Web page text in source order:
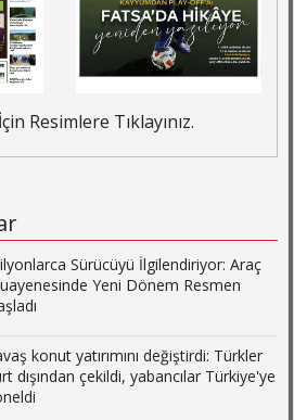
Resimlere Tıklayınız.
Sürücüyü İlgilendiriyor: Araç
Yeni Dönem Resmen
konut yatırımını değiştirdi: Türkler
dışından çekildi, yabancılar Türkiye'ye